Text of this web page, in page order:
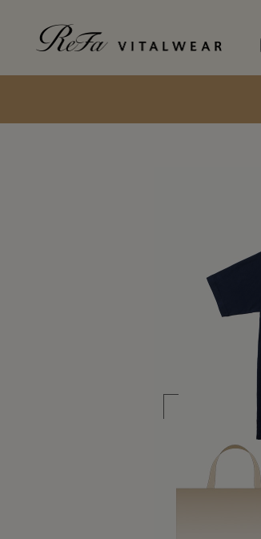
WOMEN
MEN